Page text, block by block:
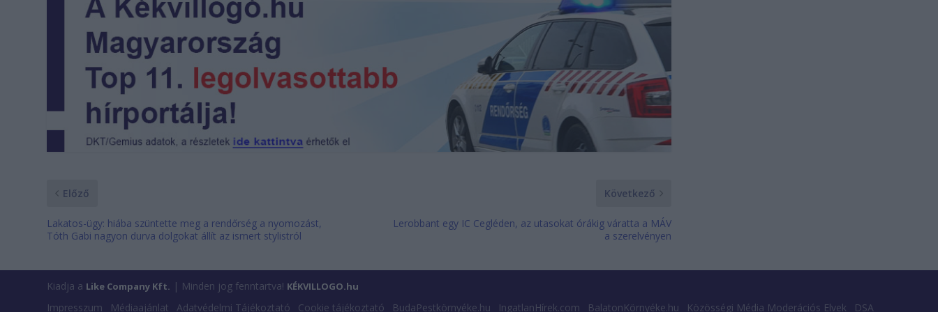
Előző
Lakatos-ügy: hiába szüntette meg a rendőrség a nyomozást,
Tóth Gabi nagyon durva dolgokat állít az ismert stylistról
Következő
Lerobbant egy IC Cegléden, az utasokat órákig váratta a MÁV
a szerelvényen
Kiadja a Like Company Kft. | Minden jog fenntartva! KÉKVILLOGO.hu
Impresszum Médiaajánlat Adatvédelmi Tájékoztató Cookie tájékoztató BudaPestkörnyéke.hu IngatlanHírek.com BalatonKörnyéke.hu Közösségi Média Moderációs Elvek DSA